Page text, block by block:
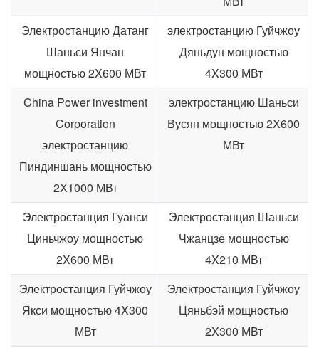
Электростанцию Датанг
Шаньси Янчан
мощностью 2X600 МВт
электростанцию Гуйчжоу
Дяньдун мощностью
4X300 МВт
China Power investment
Corporation
электростанцию
Пиндиншань мощностью
2X1000 МВт
электростанцию Шаньси
Вусян мощностью 2X600
МВт
Электростанция Гуанси
Циньчжоу мощностью
2X600 МВт
Электростанция Шаньси
Чжанцзе мощностью
4X210 МВт
Электростанция Гуйчжоу
Якси мощностью 4X300
МВт
Электростанция Гуйчжоу
Цяньбэй мощностью
2X300 МВт